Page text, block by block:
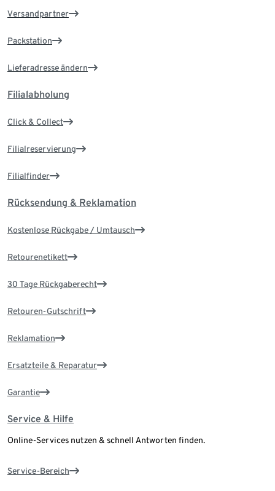
Versandpartner
Packstation
Lieferadresse ändern
Filialabholung
Click & Collect
Filialreservierung
Filialfinder
Rücksendung & Reklamation
Kostenlose Rückgabe / Umtausch
Retourenetikett
30 Tage Rückgaberecht
Retouren-Gutschrift
Reklamation
Ersatzteile & Reparatur
Garantie
Service & Hilfe
Online-Services nutzen & schnell Antworten finden.
Service-Bereich